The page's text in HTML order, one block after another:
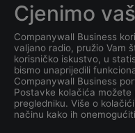
Koja je
Koji je
tvrtke
STANIŠIĆ?
Cjenimo
Companywall Business
valjano radio, pružio Vam
korisničko iskustvo, u
bismo unaprijedili
Companywall Business
Postavke kolačića
pregledniku. Više o
načinu kako ih